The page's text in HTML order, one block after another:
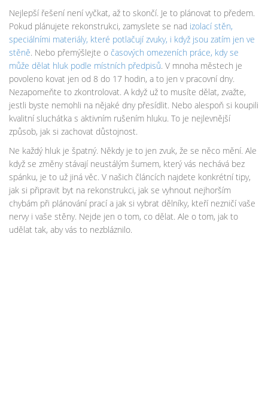
Nejlepší řešení není vyčkat, až to skončí. Je to plánovat to předem.
Pokud plánujete rekonstrukci, zamyslete se nad izolací stěn,
speciálními materiály, které potlačují zvuky, i když jsou zatím jen ve
stěně. Nebo přemýšlejte o časových omezeních práce, kdy se
může dělat hluk podle místních předpisů. V mnoha městech je
povoleno kovat jen od 8 do 17 hodin, a to jen v pracovní dny.
Nezapomeňte to zkontrolovat. A když už to musíte dělat, zvažte,
jestli byste nemohli na nějaké dny přesídlit. Nebo alespoň si koupili
kvalitní sluchátka s aktivním rušením hluku. To je nejlevnější
způsob, jak si zachovat důstojnost.
Ne každý hluk je špatný. Někdy je to jen zvuk, že se něco mění. Ale
když se změny stávají neustálým šumem, který vás nechává bez
spánku, je to už jiná věc. V našich článcích najdete konkrétní tipy,
jak si připravit byt na rekonstrukci, jak se vyhnout nejhorším
chybám při plánování prací a jak si vybrat dělníky, kteří nezničí vaše
nervy i vaše stěny. Nejde jen o tom, co dělat. Ale o tom, jak to
udělat tak, aby vás to nezbláznilo.